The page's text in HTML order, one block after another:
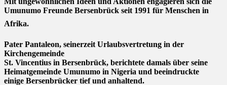
Umunumo­ Freunde Bersenbrück seit 1991 für Menschen in
Afrika.
Pater Pantaleon, seinerzeit Urlaubsvertretung in der
Kirchengemeinde
St. Vincentius in Bersenbrück, berichtete damals über seine
Heimatgemeinde Umunumo in Nigeria und beeindruckte
einige Bersenbrücker tief und anhaltend.